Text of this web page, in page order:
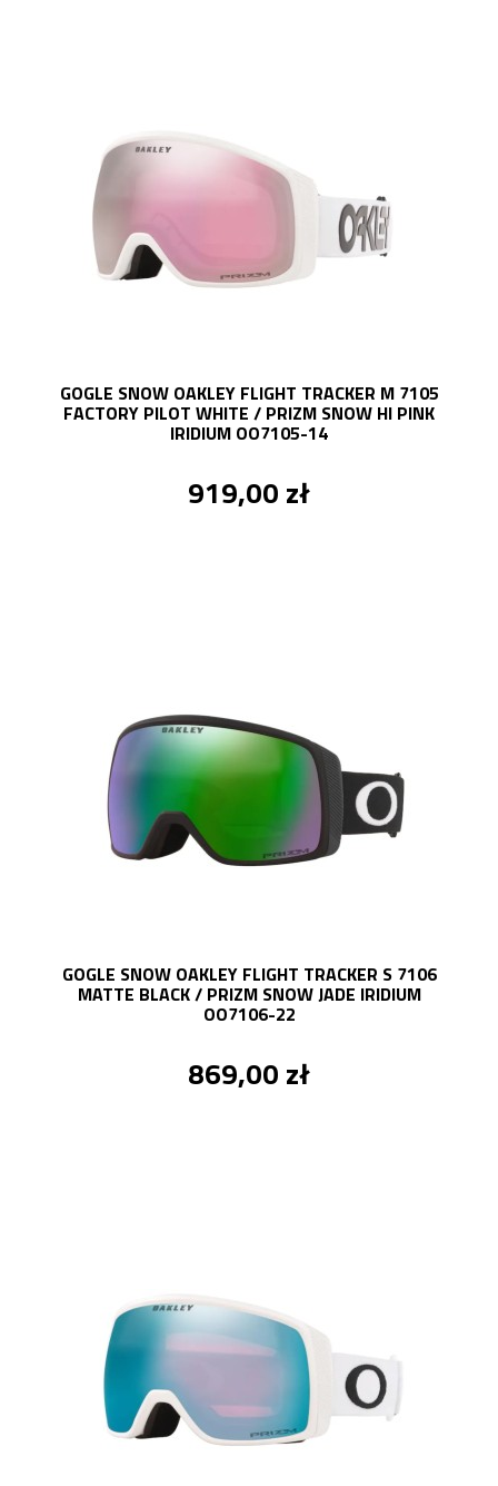
GOGLE SNOW OAKLEY FLIGHT TRACKER M 7105
FACTORY PILOT WHITE / PRIZM SNOW HI PINK
IRIDIUM OO7105-14
919,00 zł
GOGLE SNOW OAKLEY FLIGHT TRACKER S 7106
MATTE BLACK / PRIZM SNOW JADE IRIDIUM
OO7106-22
869,00 zł